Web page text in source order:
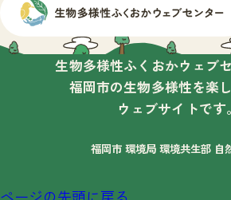
生物多様性ふくおかウェブセ
福岡市の生物多様性を楽
ウェブサイトです。
福岡市 環境局 環境共生部 自